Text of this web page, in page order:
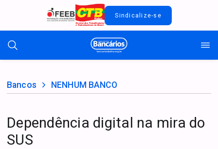
Sindicalize-se
Bancos NENHUM BANCO
Dependência digital na mira do
SUS